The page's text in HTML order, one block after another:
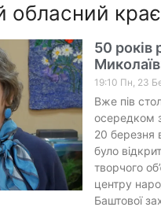
обласний
50 років
19:10 Пн, 23
Вже пів
осередком
20 березня
було
творчого
центру
Баштової